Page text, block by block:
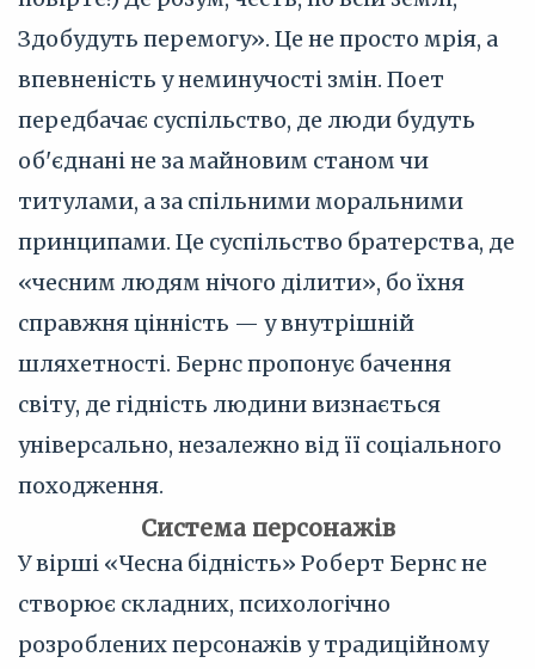
Здобудуть перемогу». Це не просто мрія, а
впевненість у неминучості змін. Поет
передбачає суспільство, де люди будуть
об'єднані не за майновим станом чи
титулами, а за спільними моральними
принципами. Це суспільство братерства, де
«чесним людям нічого ділити», бо їхня
справжня цінність — у внутрішній
шляхетності. Бернс пропонує бачення
світу, де гідність людини визнається
універсально, незалежно від її соціального
походження.
Система персонажів
У вірші «Чесна бідність» Роберт Бернс не
створює складних, психологічно
розроблених персонажів у традиційному